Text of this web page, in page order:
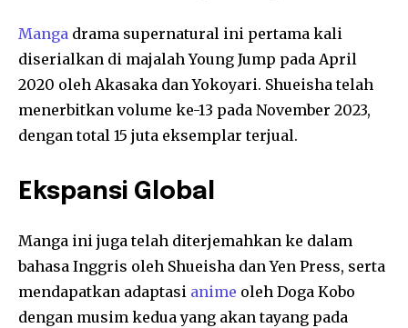
Manga drama supernatural ini pertama kali
diserialkan di majalah Young Jump pada April
2020 oleh Akasaka dan Yokoyari. Shueisha telah
menerbitkan volume ke-13 pada November 2023,
dengan total 15 juta eksemplar terjual.
Ekspansi Global
Manga ini juga telah diterjemahkan ke dalam
bahasa Inggris oleh Shueisha dan Yen Press, serta
mendapatkan adaptasi anime oleh Doga Kobo
dengan musim kedua yang akan tayang pada